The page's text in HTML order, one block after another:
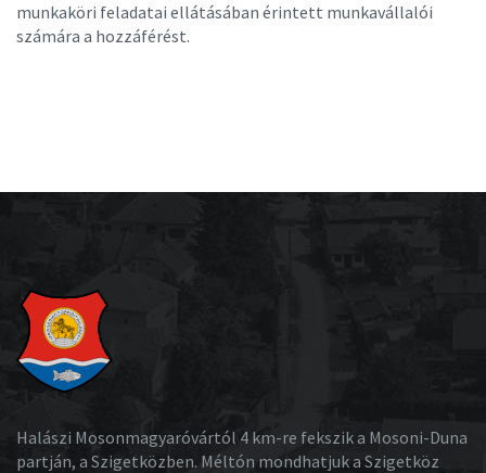
munkaköri feladatai ellátásában érintett munkavállalói
számára a hozzáférést.
Halászi Mosonmagyaróvártól 4 km-re fekszik a Mosoni-Duna
partján, a Szigetközben. Méltón mondhatjuk a Szigetköz